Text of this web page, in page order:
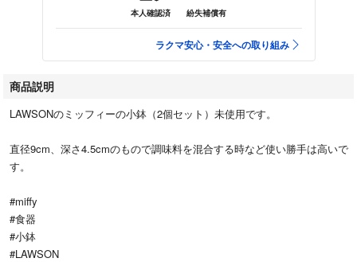
本人確認済 紛失補償有
ラクマ安心・安全への取り組み
商品説明
LAWSONのミッフィーの小鉢（2個セット）未使用です。
直径9cm、深さ4.5cmのもので調味料を混合する時など使い勝手は高いで
す。
#miffy
#食器
#小鉢
#LAWSON